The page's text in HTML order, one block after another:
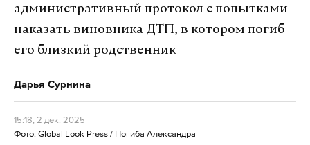
административный протокол с попытками
наказать виновника ДТП, в котором погиб
его близкий родственник
Дарья Сурнина
15:18, 2 дек. 2025
Фото: Global Look Press / Погиба Александра